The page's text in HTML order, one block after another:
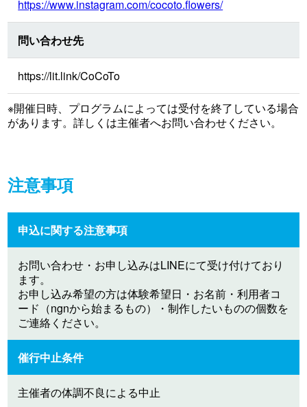
https://www.instagram.com/cocoto.flowers/
問い合わせ先
https://lit.link/CoCoTo
※開催日時、プログラムによっては受付を終了している場合
があります。詳しくは主催者へお問い合わせください。
注意事項
申込に関する注意事項
お問い合わせ・お申し込みはLINEにて受け付けており
ます。
お申し込み希望の方は体験希望日・お名前・利用者コ
ード（ngnから始まるもの）・制作したいものの個数を
ご連絡ください。
催行中止条件
主催者の体調不良による中止